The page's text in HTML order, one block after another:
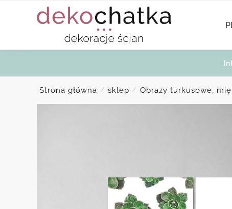
Strona główna / sklep / Obrazy turkusowe,